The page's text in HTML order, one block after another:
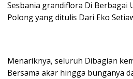
Sesbania grandiflora Di Berbagai
Polong yang ditulis Dari Eko
Menariknya, seluruh Dibagian
Bersama akar hingga bunganya